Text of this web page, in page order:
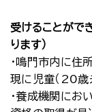
受けることがで
ります）
・鳴門市内に住
現に児童（20歳
・養成機関にお